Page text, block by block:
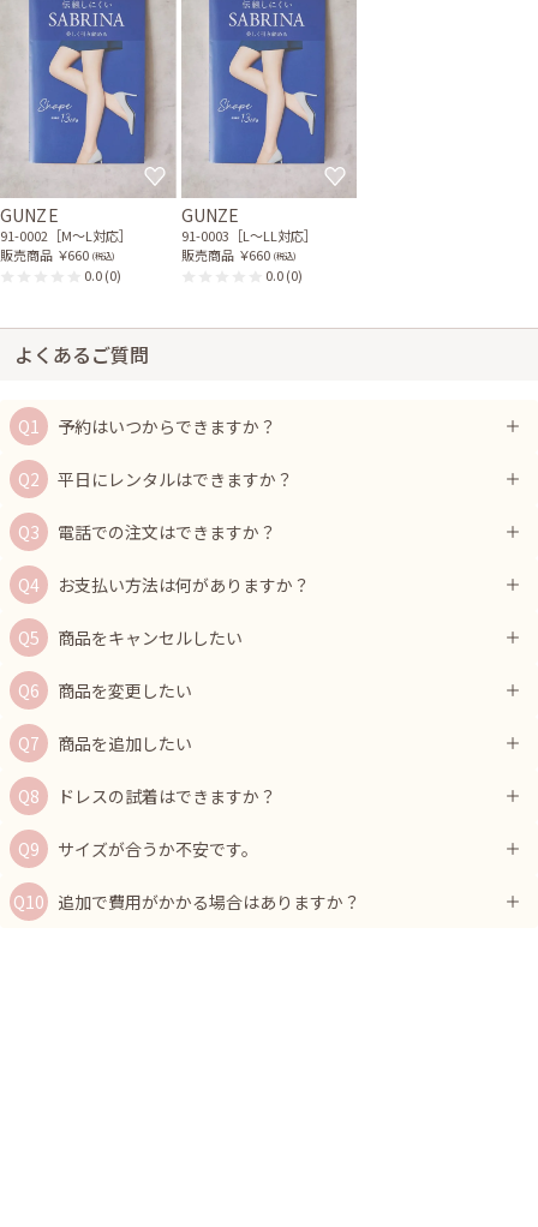
GUNZE
91-0002［M〜L対応］
販売商品 ￥660 (税込)
0.0(0)
GUNZE
91-0003［L〜LL対応］
販売商品 ￥660 (税込)
0.0(0)
よくあるご質問
予約はいつからできますか？
平日にレンタルはできますか？
電話での注文はできますか？
お支払い方法は何がありますか？
商品をキャンセルしたい
商品を変更したい
商品を追加したい
ドレスの試着はできますか？
サイズが合うか不安です。
追加で費用がかかる場合はありますか？